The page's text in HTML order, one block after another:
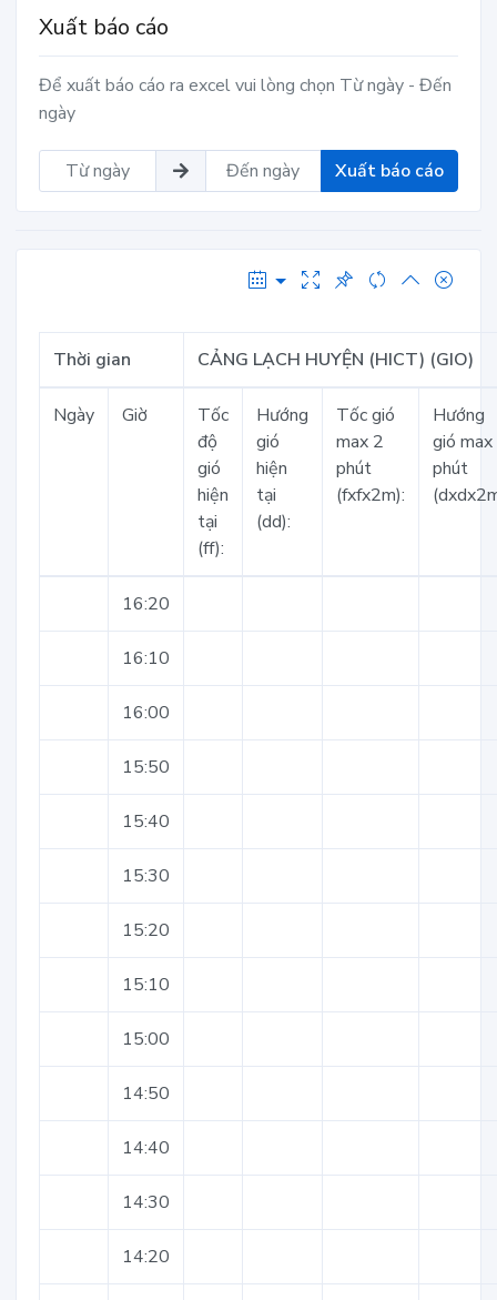
Xuất báo cáo
Để xuất báo cáo ra excel vui lòng chọn Từ ngày - Đến
ngày
Xuất báo cáo
Thời gian CẢNG LẠCH HUYỆN (HICT) (GIO)
Ngày Giờ
Tốc
độ
gió
hiện
tại
(ff):
Hướng
gió
hiện
tại
(dd):
Tốc gió
max 2
phút
(fxfx2m):
Hướng
gió
phút
16:20
16:10
16:00
15:50
15:40
15:30
15:20
15:10
15:00
14:50
14:40
14:30
14:20